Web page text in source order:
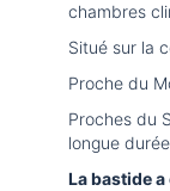
chambres
Situé sur la
Proche du
Proches du
longue
La bastide